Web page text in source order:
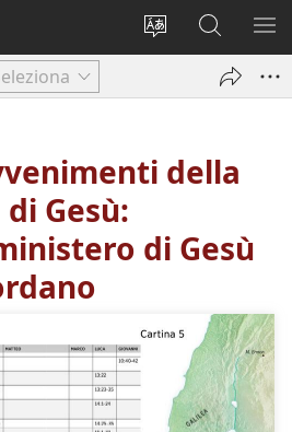
Modificare
lingua
Accedi
(apre
Cerca
JW.ORG
della
Gesù:
di Gesù